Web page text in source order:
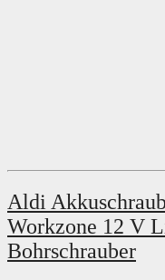
Aldi
Workzone 12 V
Bohrschrauber